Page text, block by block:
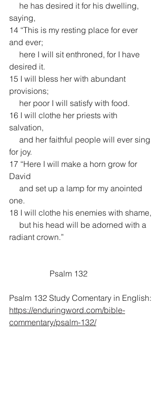
saying,
14 “This is my resting place for ever
and ever;
desired it.
15 I will bless her with abundant
provisions;
     her poor I will satisfy with food.
16 I will clothe her priests with
salvation,
for joy.
17 “Here I will make a horn grow for
David
one.
18 I will clothe his enemies with shame,
radiant crown.”
		Psalm 132
Psalm 132 Study Comentary in English:
https://enduringword.com/bible-
commentary/psalm-132/